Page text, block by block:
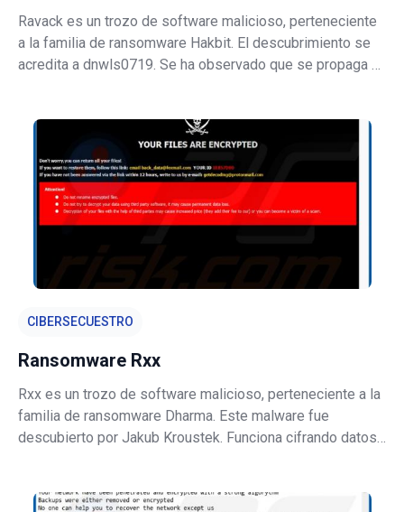
Ravack es un trozo de software malicioso, perteneciente
a la familia de ransomware Hakbit. El descubrimiento se
acredita a dnwls0719. Se ha observado que se propaga a
sus datos cifrados
CIBERSECUESTRO
Ransomware Rxx
Rxx es un trozo de software malicioso, perteneciente a la
familia de ransomware Dharma. Este malware fue
descubierto por Jakub Kroustek. Funciona cifrando datos
archivos comprometidos se